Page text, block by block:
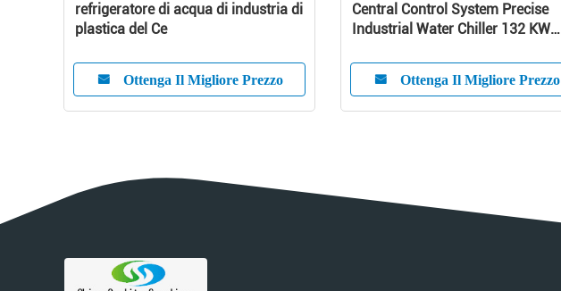
refrigeratore di acqua di industria di
plastica del Ce
Ottenga Il Migliore Prezzo
Central Control System Precise
Industrial Water Chiller 132 KW
Ottenga Il Migliore Prezzo